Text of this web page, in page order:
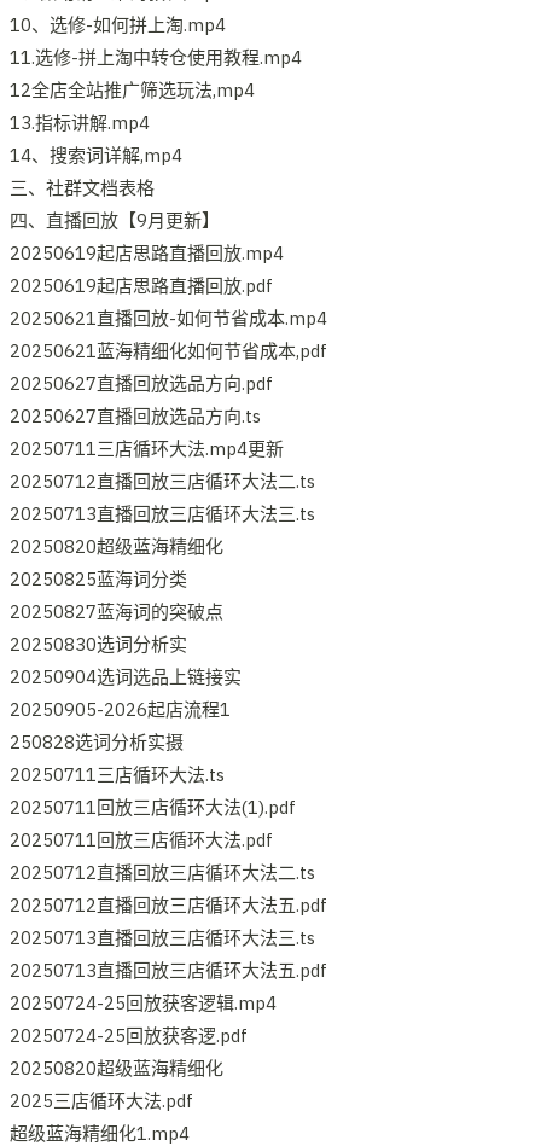
10、选修-如何拼上淘.mp4
11.选修-拼上淘中转仓使用教程.mp4
12全店全站推广筛选玩法,mp4
13.指标讲解.mp4
14、搜索词详解,mp4
三、社群文档表格
四、直播回放【9月更新】
20250619起店思路直播回放.mp4
20250619起店思路直播回放.pdf
20250621直播回放-如何节省成本.mp4
20250621蓝海精细化如何节省成本,pdf
20250627直播回放选品方向.pdf
20250627直播回放选品方向.ts
20250711三店循环大法.mp4更新
20250712直播回放三店循环大法二.ts
20250713直播回放三店循环大法三.ts
20250820超级蓝海精细化
20250825蓝海词分类
20250827蓝海词的突破点
20250830选词分析实
20250904选词选品上链接实
20250905-2026起店流程1
250828选词分析实摄
20250711三店循环大法.ts
20250711回放三店循环大法(1).pdf
20250711回放三店循环大法.pdf
20250712直播回放三店循环大法二.ts
20250712直播回放三店循环大法五.pdf
20250713直播回放三店循环大法三.ts
20250713直播回放三店循环大法五.pdf
20250724-25回放获客逻辑.mp4
20250724-25回放获客逻.pdf
20250820超级蓝海精细化
2025三店循环大法.pdf
超级蓝海精细化1.mp4